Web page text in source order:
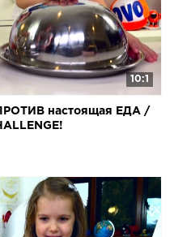
10:1
настоящая ЕДА /